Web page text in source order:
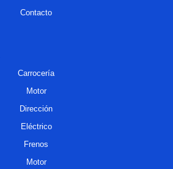
Contacto
Carrocería
Motor
Dirección
Eléctrico
Frenos
Motor